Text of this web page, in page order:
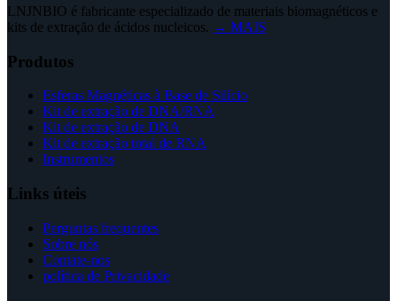
LNJNBIO é fabricante especializado de materiais biomagnéticos e
kits de extração de ácidos nucleicos. → MAIS
Produtos
Esferas Magnéticas à Base de Silício
Kit de extração de DNA/RNA
Kit de extração de DNA
Kit de extração total de RNA
Instrumentos
Links úteis
Perguntas frequentes
Sobre nós
Contate-nos
política de Privacidade